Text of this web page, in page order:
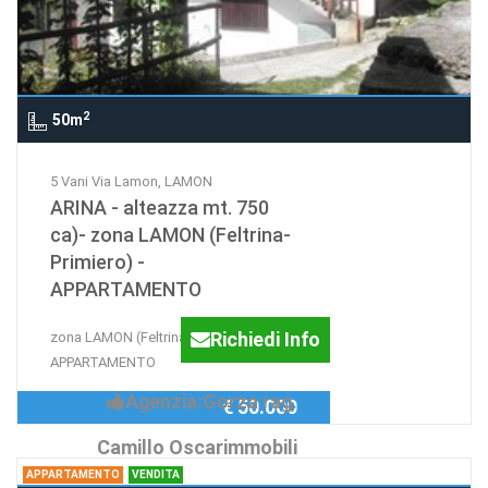
50m2
5 Vani Via Lamon, LAMON
ARINA - alteazza mt. 750
ca)- zona LAMON (Feltrina-
Primiero) -
APPARTAMENTO
zona LAMON (Feltrina-Primiero) -
APPARTAMENTO
Richiedi Info
Agenzia:Gorza rag.
Camillo Oscarimmobili
€ 50.000
APPARTAMENTO VENDITA